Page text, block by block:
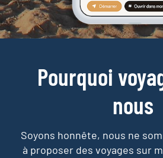
Pourquoi
nous
Soyons honnête, nous ne
à proposer des voyages sur